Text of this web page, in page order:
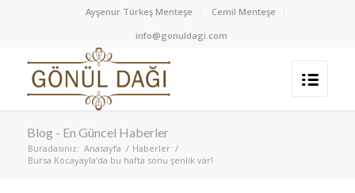
Ayşenur Türkeş Menteşe
Cemil Menteşe
info@gonuldagi.com
Blog - En Güncel Haberler
Buradasınız: Anasayfa / Haberler /
Bursa Kocayayla’da bu hafta sonu şenlik var!